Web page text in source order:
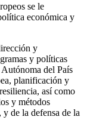
se le
económica y
y
y políticas
del País
planificación y
así como
y métodos
de la defensa de la